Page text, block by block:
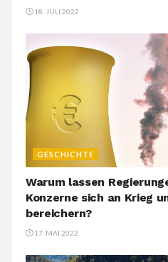
18. JULI 2022
GESCHICHTE
Warum lassen
Konzerne sich an Krieg
bereichern?
17. MAI 2022